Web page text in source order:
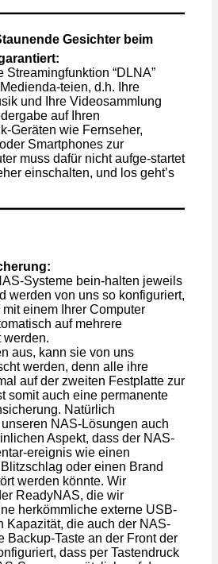
Gesichter beim
“DLNA”
teien, d.h. Ihre
und Ihre Videosammlung
auf Ihren
Geräten wie Fernseher,
Smartphones zur
muss dafür nicht aufge-startet
einschalten, und los geht’s
Systeme bein-halten jeweils
werden von uns so konfiguriert,
einem Ihrer Computer
auf mehrere
werden.
aus, kann sie von uns
werden, denn alle ihre
auf der zweiten Festplatte zur
somit auch eine permanente
Natürlich
NAS-Lösungen auch
Aspekt, dass der NAS-
ereignis wie einen
oder einen Brand
werden könnte. Wir
ReadyNAS, die wir
herkömmliche externe USB-
Kapazität, die auch der NAS-
Backup-Taste an der Front der
dass per Tastendruck